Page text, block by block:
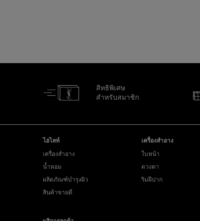
สิทธิพิเศษ
สำหรับสมาชิก
ไฮไลท์
เครื่องสำอาง
น้ำหอม
ผลิตภัณฑ์บำรุงผิว
สินค้าขายดี
เครื่องสำอาง
ใบหน้า
ดวงตา
ริมฝีปาก